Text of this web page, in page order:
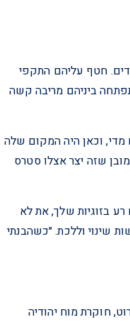
חטף עליהם התקפי
ביניהם מריבה קשה
מדי, וכאן היה המקום שלה
שזה יצר אצלו סטרס
בזוגיות שלך, את לא
שינוי וללכת. ״כשהבנתי
חוקרת מוח יהודיה